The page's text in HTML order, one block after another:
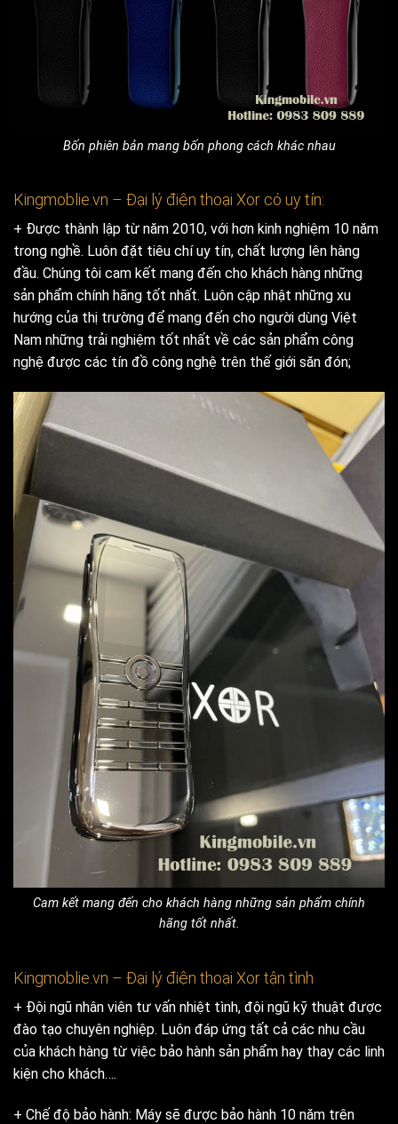
Bốn phiên bản mang bốn phong cách khác nhau
Kingmoblie.vn – Đại lý điện thoại Xor có uy tín:
+ Được thành lập từ năm 2010, với hơn kinh nghiệm 10 năm
trong nghề. Luôn đặt tiêu chí uy tín, chất lượng lên hàng
đầu. Chúng tôi cam kết mang đến cho khách hàng những
sản phẩm chính hãng tốt nhất. Luôn cập nhật những xu
hướng của thị trường để mang đến cho người dùng Việt
Nam những trải nghiệm tốt nhất về các sản phẩm công
nghệ được các tín đồ công nghệ trên thế giới săn đón;
Cam kết mang đến cho khách hàng những sản phẩm chính
hãng tốt nhất.
Kingmoblie.vn – Đại lý điện thoại Xor tận tình
+ Đội ngũ nhân viên tư vấn nhiệt tình, đội ngũ kỹ thuật được
đào tạo chuyên nghiệp. Luôn đáp ứng tất cả các nhu cầu
của khách hàng từ việc bảo hành sản phẩm hay thay các linh
kiện cho khách….
+ Chế độ bảo hành: Máy sẽ được bảo hành 10 năm trên